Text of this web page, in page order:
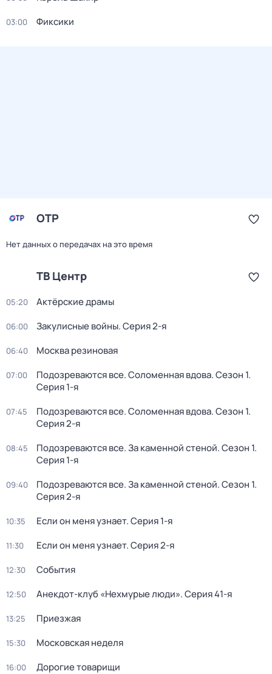
03:00 Фиксики
ОТР
Нет данных о передачах на это время
ТВ Центр
05:20 Актёрские драмы
06:00 Закулисные войны. Серия 2-я
06:40 Москва резиновая
07:00 Подозреваются все. Соломенная вдова. Сезон 1.
Серия 1-я
07:45 Подозреваются все. Соломенная вдова. Сезон 1.
Серия 2-я
08:45 Подозреваются все. За каменной стеной. Сезон 1.
Серия 1-я
09:40 Подозреваются все. За каменной стеной. Сезон 1.
Серия 2-я
10:35 Если он меня узнает. Серия 1-я
11:30 Если он меня узнает. Серия 2-я
12:30 События
12:50 Анекдот-клуб «Нехмурые люди». Серия 41-я
13:25 Приезжая
15:30 Московская неделя
16:00 Дорогие товарищи